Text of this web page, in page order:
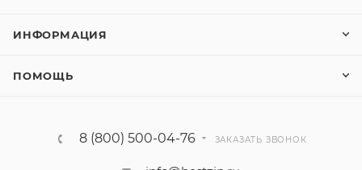
ИНФОРМАЦИЯ
ПОМОЩЬ
8 (800) 500-04-76 ЗАКАЗАТЬ ЗВОНОК